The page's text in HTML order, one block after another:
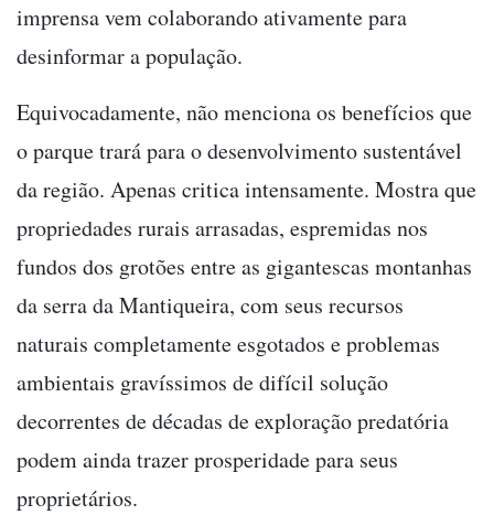
imprensa vem colaborando ativamente para
desinformar a população.
Equivocadamente, não menciona os benefícios que
o parque trará para o desenvolvimento sustentável
da região. Apenas critica intensamente. Mostra que
propriedades rurais arrasadas, espremidas nos
fundos dos grotões entre as gigantescas montanhas
da serra da Mantiqueira, com seus recursos
naturais completamente esgotados e problemas
ambientais gravíssimos de difícil solução
decorrentes de décadas de exploração predatória
podem ainda trazer prosperidade para seus
proprietários.